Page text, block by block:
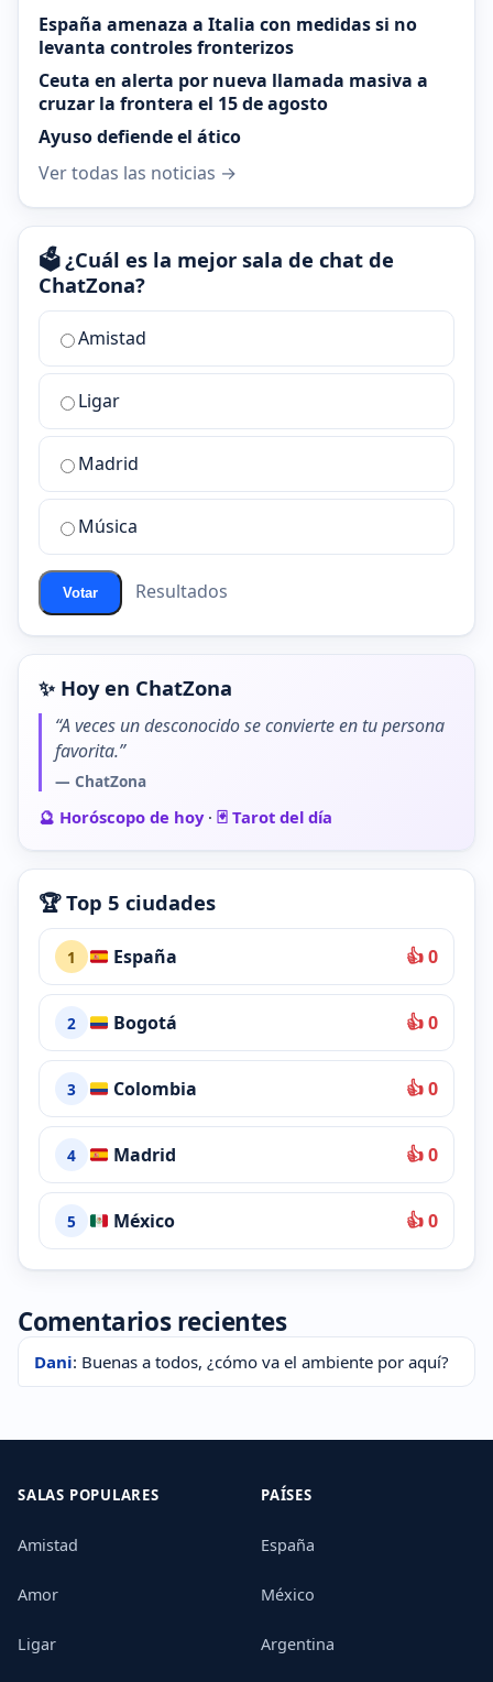
España amenaza a Italia con medidas si no
levanta controles fronterizos
Ceuta en alerta por nueva llamada masiva a
cruzar la frontera el 15 de agosto
Ayuso defiende el ático
Ver todas las noticias →
🗳️ ¿Cuál es la mejor sala de chat de
ChatZona?
¿Cuál
la
mejor
sala
chat
ChatZona?
Amistad
Ligar
Madrid
Música
Votar Resultados
✨ Hoy en ChatZona
“A veces un desconocido se convierte en tu persona
favorita.”
— ChatZona
🔮 Horóscopo de hoy· 🃏 Tarot del día
🏆 Top 5 ciudades
1 España 👍 0
2 Bogotá 👍 0
3 Colombia 👍 0
4 Madrid 👍 0
5 México 👍 0
Comentarios recientes
Dani: Buenas a todos, ¿cómo va el ambiente por aquí?
SALAS POPULARES
Amistad
Amor
Ligar
PAÍSES
España
México
Argentina